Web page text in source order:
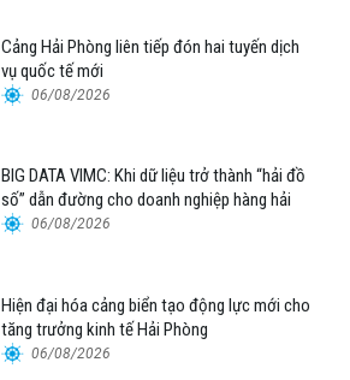
Cảng Hải Phòng liên tiếp đón hai tuyến dịch
vụ quốc tế mới
06/08/2026
BIG DATA VIMC: Khi dữ liệu trở thành “hải đồ
số” dẫn đường cho doanh nghiệp hàng hải
06/08/2026
Hiện đại hóa cảng biển tạo động lực mới cho
tăng trưởng kinh tế Hải Phòng
06/08/2026